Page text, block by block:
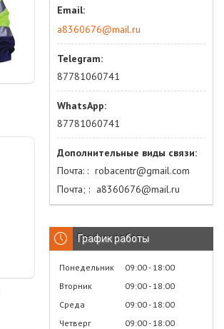
a8360676@mail.ru
87781060741
87781060741
Почта:
robacentr@gmail.com
Почта;
а8360676@mail.ru
График работы
Понедельник 09:00 18:00
Вторник
09:00 18:00
Среда
09:00 18:00
Четверг
09:00 18:00